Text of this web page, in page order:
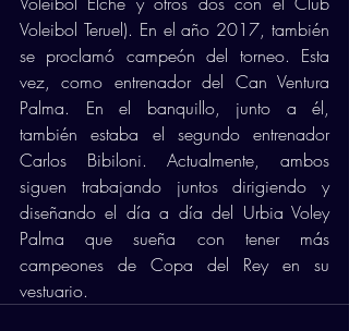
Voleibol Teruel). En el año 2017, también
se proclamó campeón del torneo. Esta
vez, como entrenador del Can Ventura
Palma. En el banquillo, junto a él,
también estaba el segundo entrenador
Carlos Bibiloni. Actualmente, ambos
siguen trabajando juntos dirigiendo y
diseñando el día a día del Urbia Voley
Palma que sueña con tener más
campeones de Copa del Rey en su
vestuario.